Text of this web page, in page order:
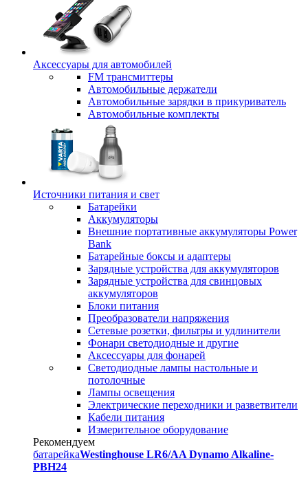
Аксессуары для автомобилей
FM трансмиттеры
Автомобильные держатели
Автомобильные зарядки в прикуриватель
Автомобильные комплекты
Источники питания и свет
Батарейки
Аккумуляторы
Внешние портативные аккумуляторы Power
Bank
Батарейные боксы и адаптеры
Зарядные устройства для аккумуляторов
Зарядные устройства для свинцовых
аккумуляторов
Блоки питания
Преобразователи напряжения
Сетевые розетки, фильтры и удлинители
Фонари светодиодные и другие
Аксессуары для фонарей
Светодиодные лампы настольные и
потолочные
Лампы освещения
Электрические переходники и разветвители
Кабели питания
Измерительное оборудование
Рекомендуем
батарейкаWestinghouse LR6/AA Dynamo Alkaline-
PBH24